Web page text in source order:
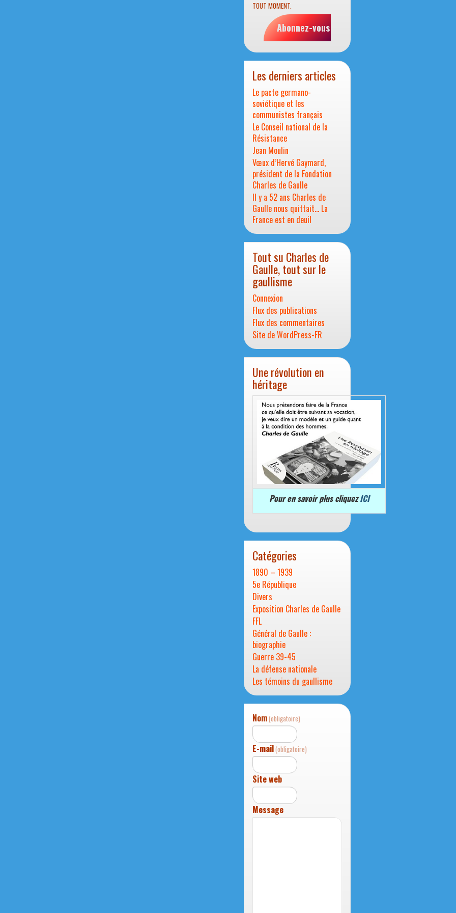
TOUT MOMENT.
Abonnez-vous
Les derniers articles
Le pacte germano-
soviétique et les
communistes français
Le Conseil national de la
Résistance
Jean Moulin
Vœux d’Hervé Gaymard,
président de la Fondation
Charles de Gaulle
Il y a 52 ans Charles de
Gaulle nous quittait… La
France est en deuil
Tout su Charles de
Gaulle, tout sur le
gaullisme
Connexion
Flux des publications
Flux des commentaires
Site de WordPress-FR
Une révolution en
héritage
Pour en savoir plus cliquezICI
Catégories
1890 – 1939
5e République
Divers
Exposition Charles de Gaulle
FFL
Général de Gaulle :
biographie
Guerre 39-45
La défense nationale
Les témoins du gaullisme
Nom(obligatoire)
E-mail(obligatoire)
Site web
Message